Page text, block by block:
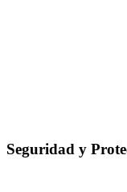
Seguridad y